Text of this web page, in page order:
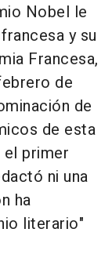
Nobel le
y su
Francesa,
de
de
de esta
primer
ni una
ha
literario"